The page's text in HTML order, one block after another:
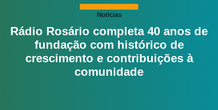
Notícias
Rádio Rosário completa 40 anos de
fundação com histórico de
crescimento e contribuições à
comunidade